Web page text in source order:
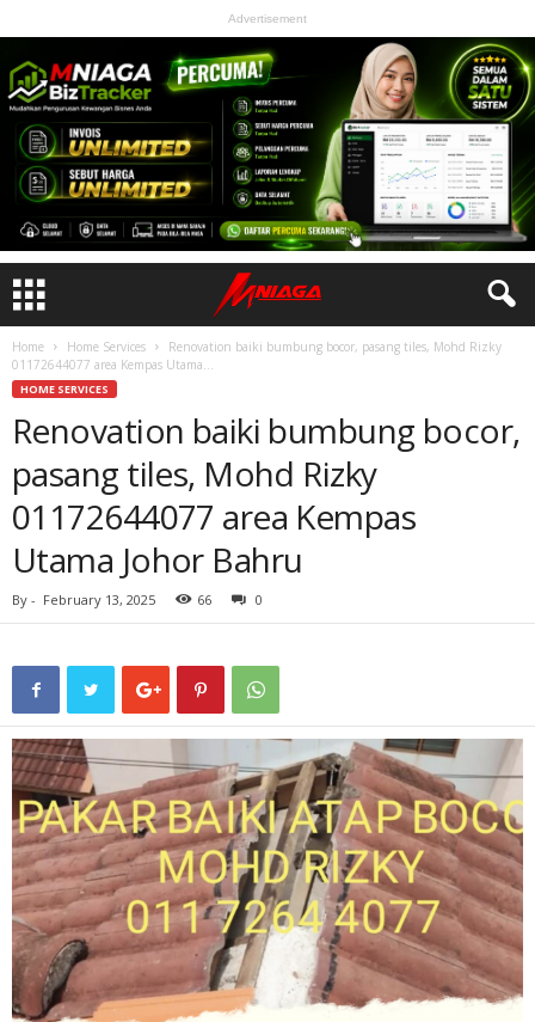
Advertisement
Home Home Services
Renovation baiki bumbung bocor, pasang tiles, Mohd Rizky
01172644077 area Kempas Utama...
HOME SERVICES
Renovation baiki bumbung bocor,
pasang tiles, Mohd Rizky
01172644077 area Kempas
Utama Johor Bahru
By - February 13, 2025 66 0